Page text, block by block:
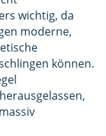
wichtig, da
moderne,
können.